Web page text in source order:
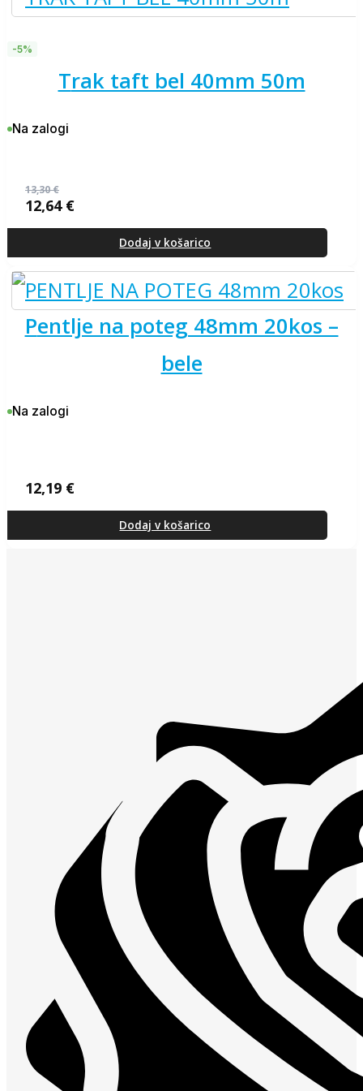
-5%
trak taft bel 40mm 50m
Na zalogi
13,30€
cena
13,30 €.
12,64 €
cena
Dodaj v košarico
pentlje na poteg 48mm 20kos –
bele
Na zalogi
12,19 €
Dodaj v košarico